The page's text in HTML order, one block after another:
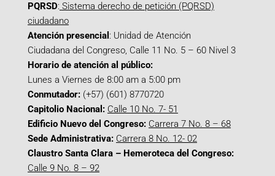
PQRSD: Sistema derecho de petición (PQRSD)
ciudadano
Atención presencial : Unidad de Atención
Ciudadana del Congreso, Calle 11 No. 5 – 60 Nivel 3
Horario de atención al público:
Lunes a Viernes de 8:00 am a 5:00 pm
Conmutador: (+57) (601) 8770720
Capitolio Nacional: Calle 10 No. 7- 51
Edificio Nuevo del Congreso: Carrera 7 No. 8 – 68
Sede Administrativa: Carrera 8 No. 12- 02
Claustro Santa Clara – Hemeroteca del Congreso:
Calle 9 No. 8 – 92